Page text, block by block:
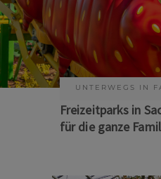
KUNST & KULTUR
Sommer auf